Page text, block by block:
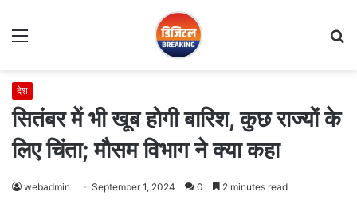
Menu
देश
सितंबर में भी खूब होगी बारिश, कुछ राज्यों के
लिए चिंता; मौसम विभाग ने क्या कहा
webadmin September 1, 2024 0 2 minutes read